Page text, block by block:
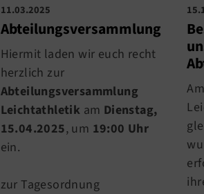
11.03.2025
Abteilungsversammlung
Hiermit laden wir euch recht
herzlich zur
Abteilungsversammlung
Leichtathletik am Dienstag,
15.04.2025, um 19:00 Uhr
ein.
zur Tagesordnung